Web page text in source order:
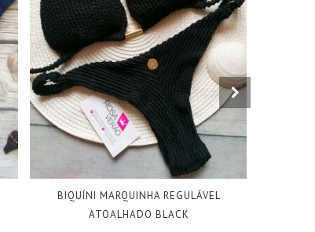
BIQUÍNI MARQUINHA REGULÁVEL
ATOALHADO BLACK